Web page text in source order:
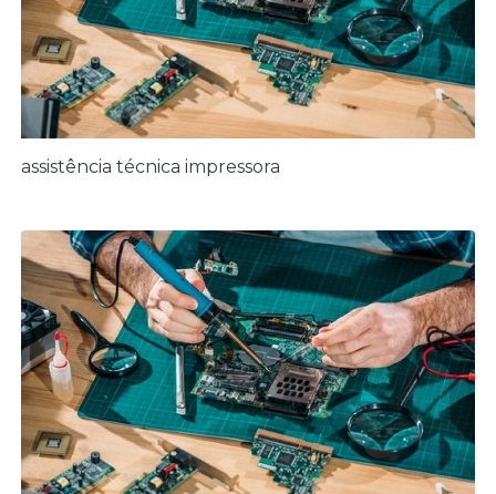
assistência técnica impressora